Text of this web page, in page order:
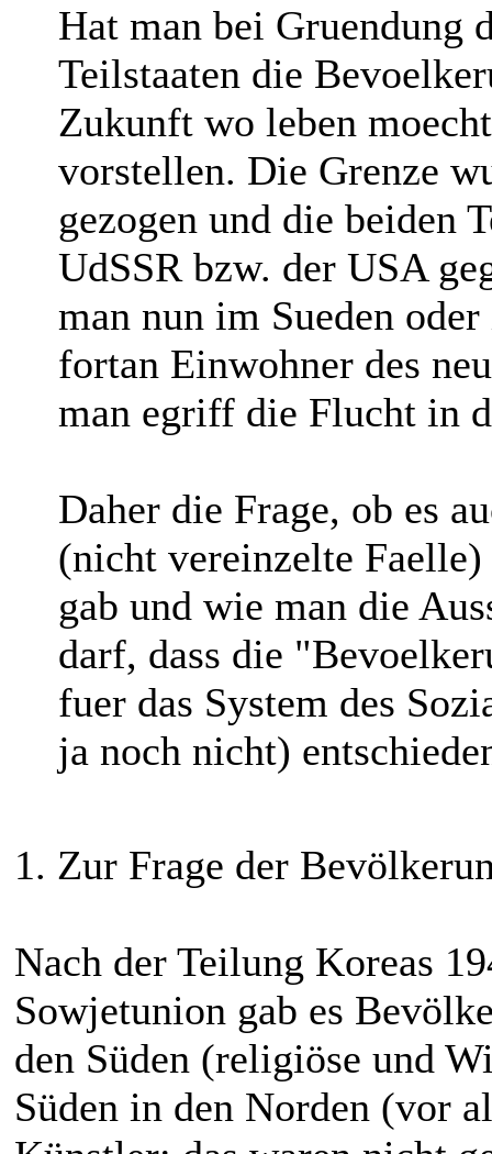
Hat man bei Gruendung
Teilstaaten die
Zukunft wo leben
vorstellen. Die Grenze
gezogen und die beiden
UdSSR bzw. der USA
man nun im Sueden
fortan Einwohner des
man egriff die Flucht in
Daher die Frage, ob es
(nicht vereinzelte
gab und wie man die
darf, dass die
fuer das System des
ja noch nicht)
1. Zur Frage der
Nach der Teilung Koreas
Sowjetunion gab es
den Süden (religiöse und
Süden in den Norden (vor